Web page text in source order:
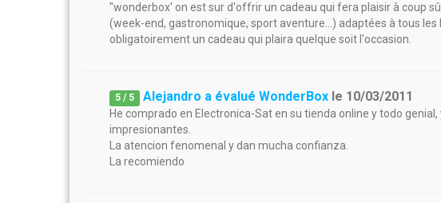
"wonderbox' on est sur d'offrir un cadeau qui fera plaisir à coup
(week-end, gastronomique, sport aventure...) adaptées à tous
obligatoirement un cadeau qui plaira quelque soit l'occasion.
5 / 5 Alejandro a évalué WonderBox le 10/03/2011
He comprado en Electronica-Sat en su tienda online y todo
impresionantes.
La atencion fenomenal y dan mucha confianza.
La recomiendo